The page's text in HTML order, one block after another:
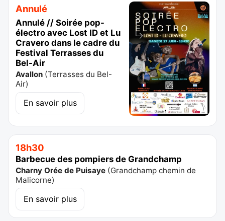
Annulé
Annulé // Soirée pop-
électro avec Lost ID et Lu
Cravero dans le cadre du
Festival Terrasses du
Bel-Air
Avallon (Terrasses du Bel-
Air)
En savoir plus
18h30
Barbecue des pompiers de Grandchamp
Charny Orée de Puisaye (Grandchamp chemin de
Malicorne)
En savoir plus